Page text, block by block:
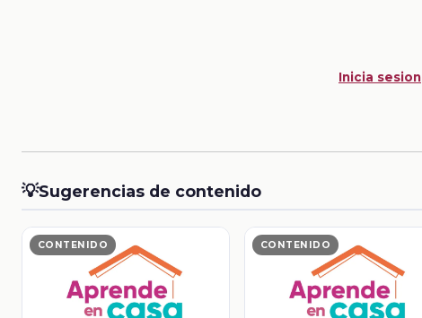
Inicia sesion
💡Sugerencias de contenido
CONTENIDO CONTENIDO